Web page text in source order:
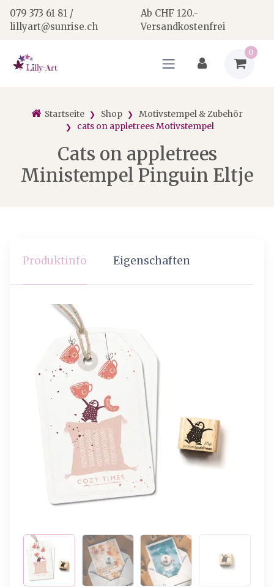
079 373 61 81 /
lillyart@sunrise.ch
Ab CHF 120.-
Versandkostenfrei
0
Startseite Shop
Motivstempel & Zubehör
cats on appletrees Motivstempel
Cats on appletrees
Ministempel Pinguin Eltje
Produktinfo Eigenschaften